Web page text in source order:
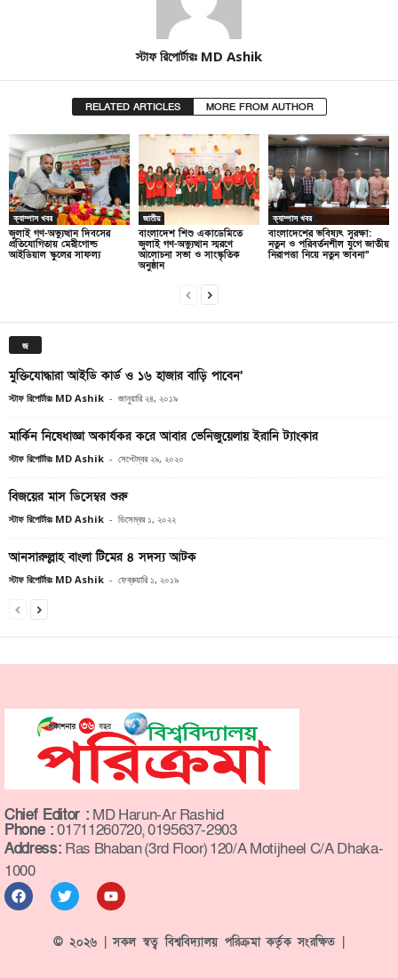
স্টাফ রিপোর্টারঃ MD Ashik
RELATED ARTICLES MORE FROM AUTHOR
ক্যাম্পাস খবর
জুলাই গণ-অভ্যুত্থান দিবসের
প্রতিযোগিতায় মেরীগোল্ড
আইডিয়াল স্কুলের সাফল্য
জাতীয়
বাংলাদেশ শিশু একাডেমিতে
জুলাই গণ-অভ্যুত্থান স্মরণে
আলোচনা সভা ও সাংস্কৃতিক
অনুষ্ঠান
ক্যাম্পাস খবর
বাংলাদেশের ভবিষ্যৎ সুরক্ষা:
নতুন ও পরিবর্তনশীল যুগে জাতীয়
নিরাপত্তা নিয়ে নতুন ভাবনা”
জ
মুক্তিযোদ্ধারা আইডি কার্ড ও ১৬ হাজার বাড়ি পাবেন’
স্টাফ রিপোর্টারঃ MD Ashik - জানুয়ারি ২৪, ২০১৯
মার্কিন নিষেধাজ্ঞা অকার্যকর করে আবার ভেনিজুয়েলায় ইরানি ট্যাংকার
স্টাফ রিপোর্টারঃ MD Ashik - সেপ্টেম্বর ২৯, ২০২০
বিজয়ের মাস ডিসেম্বর শুরু
স্টাফ রিপোর্টারঃ MD Ashik - ডিসেম্বর ১, ২০২২
আনসারুল্লাহ বাংলা টিমের ৪ সদস্য আটক
স্টাফ রিপোর্টারঃ MD Ashik - ফেব্রুয়ারি ১, ২০১৯
Chief Editor : MD Harun-Ar Rashid
Phone :01711260720, 0195637-2903
Address: Ras Bhaban (3rd Floor) 120/A Motijheel C/A Dhaka-
1000
© ২০২৬ | সকল স্বত্ব বিশ্ববিদ্যালয় পরিক্রমা কর্তৃক সংরক্ষিত |